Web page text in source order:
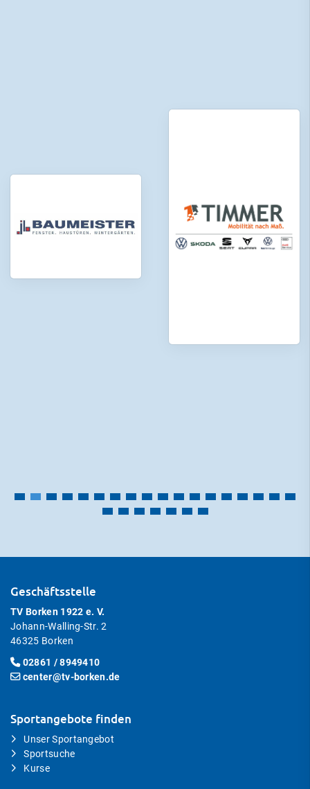
Geschäftsstelle
TV Borken 1922 e. V.
Johann-Walling-Str. 2
46325 Borken
02861 / 8949410
center@tv-borken.de
Sportangebote finden
Unser Sportangebot
Sportsuche
Kurse